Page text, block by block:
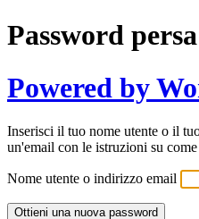
Password persa
Powered by
Inserisci il tuo nome utente o il
un'email con le istruzioni su
Nome utente o indirizzo email